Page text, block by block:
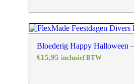
Bloederig Happy Halloween
€15,95 inclusief BTW